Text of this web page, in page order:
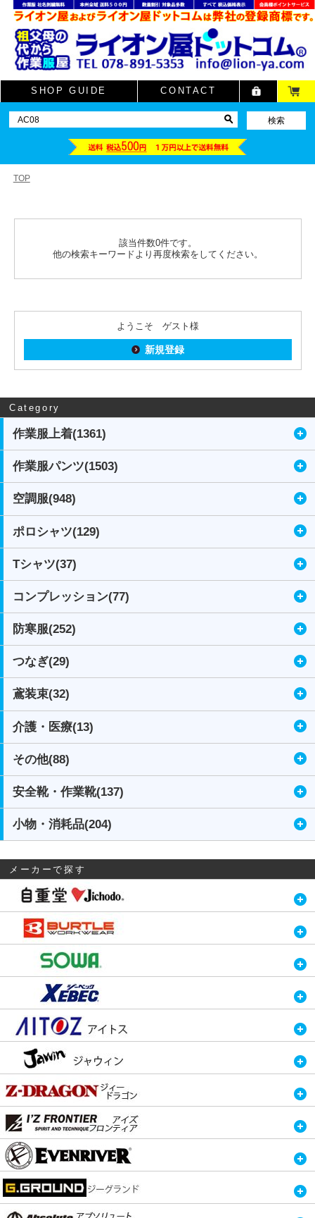
SHOP GUIDE CONTACT
TOP
該当件数0件です。
他の検索キーワードより再度検索をしてください。
ようこそ ゲスト様
新規登録
Category
作業服上着(1361)
作業服パンツ(1503)
空調服(948)
ポロシャツ(129)
Tシャツ(37)
コンプレッション(77)
防寒服(252)
つなぎ(29)
鳶装束(32)
介護・医療(13)
その他(88)
安全靴・作業靴(137)
小物・消耗品(204)
メーカーで探す